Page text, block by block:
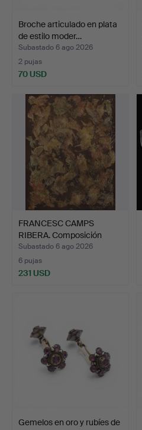
Broche articulado en plata
de estilo moder…
Subastado 6 ago 2026
2 pujas
70 USD
FRANCESC CAMPS
RIBERA. Composición
abstrac…
Subastado 6 ago 2026
6 pujas
231 USD
Gemelos en oro y rubíes de